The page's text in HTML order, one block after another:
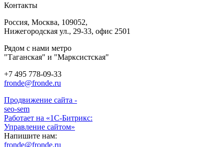
Контакты
Россия, Москва, 109052,
Нижегородская ул., 29-33, офис 2501
Рядом с нами метро
"Таганская" и "Марксистская"
+7 495 778-09-33
fronde@fronde.ru
Продвижение сайта -
seo-sem
Работает на «1С-Битрикс:
Управление сайтом»
Напишите нам:
fronde@fronde.ru